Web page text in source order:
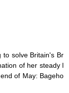
to solve Britain's Br
of her steady l
of May: Bageho